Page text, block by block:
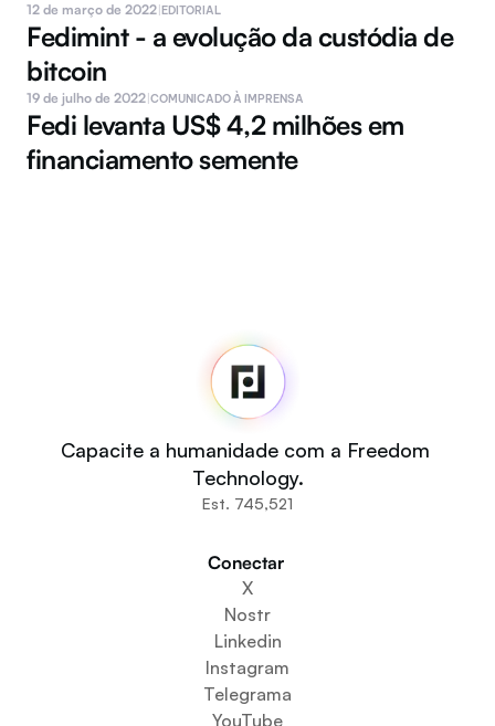
12 de março de 2022|EDITORIAL
Fedimint - a evolução da custódia de
bitcoin
19 de julho de 2022|COMUNICADO À IMPRENSA
Fedi levanta US$ 4,2 milhões em
financiamento semente
Início
Sala de imprensa
Código-fonte
Fedi For
Você
Comunidades
Organizações
Baixe o aplicativo
Cria um espaço comunitário
Criar um serviço de carteira
Serviço de configuração da federação
Explore os Mini Apps
Capacite a humanidade com a Freedom
Technology.
Est. 745,521
Conectar
X
Nostr
Linkedin
Instagram
Telegrama
YouTube